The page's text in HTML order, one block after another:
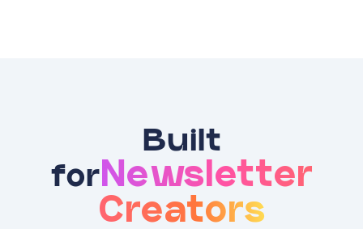
Built
for Newsletter
Creators